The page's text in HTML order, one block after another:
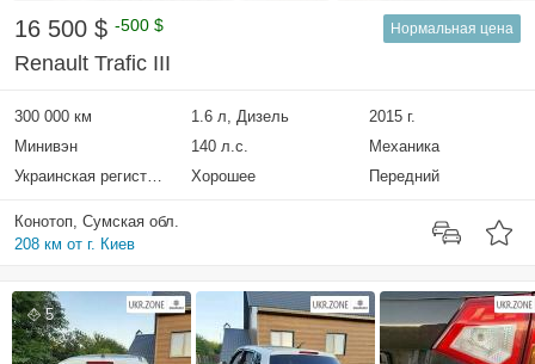
16 500 $ -500 $ Нормальная цена
Renault Trafic III
300 000 км 1.6 л, Дизель
2015 г.
Минивэн
140 л.с.
Механика
Украинская регистрация
Хорошее Передний
Конотоп, Сумская обл.
208 км от г. Киев
5